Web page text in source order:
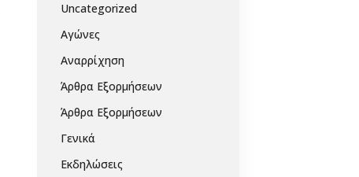
Uncategorized
Αγώνες
Αναρρίχηση
Άρθρα Εξορμήσεων
Άρθρα Εξορμήσεων
Γενικά
Εκδηλώσεις